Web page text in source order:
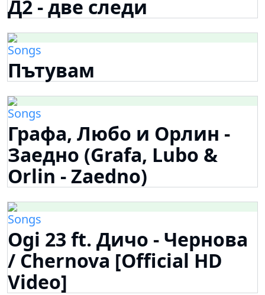
Д2 - две следи
Songs
Пътувам
Songs
Графа, Любо и Орлин -
Заедно (Grafa, Lubo &
Orlin - Zaedno)
Songs
Ogi 23 ft. Дичо - Чернова
/ Chernova [Official HD
Video]